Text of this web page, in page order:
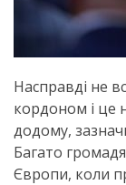
Насправді не
кордоном і це
додому,
Багато
Європи, коли